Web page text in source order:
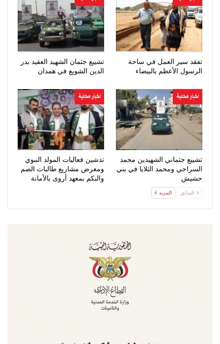
تفقد سير العمل في ساحة
الرسول الأعظم بالبيضاء
تشييع جثمان الشهيد العقيد بدر
الدين الشويع في همدان
اخبار محلية
تشييع جثماني الشهيدين محمد
السراجي ومحمد الثلايا في بني
حشيش
اخبار محلية
تدشين فعاليات المولد النبوي
ومعرض مشاريع طالبات الصم
والبكم بمعهد أروى بالأمانة
السابق المزيد